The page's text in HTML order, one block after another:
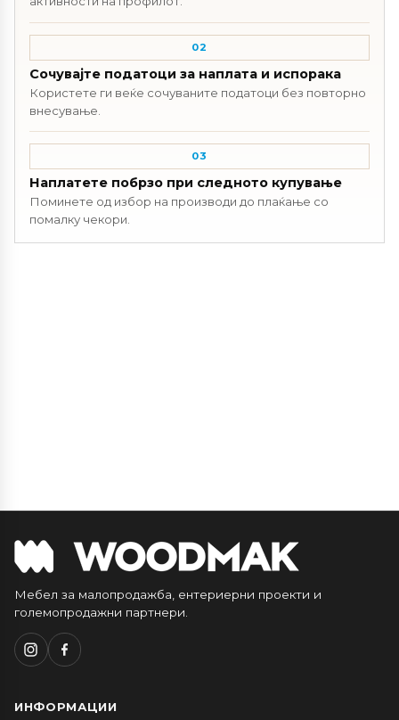
02
Сочувајте податоци за наплата и испорака
Користете ги веќе сочуваните податоци без повторно
внесување.
03
Наплатете побрзо при следното купување
Поминете од избор на производи до плаќање со
помалку чекори.
Мебел за малопродажба, ентериерни проекти и
големопродажни партнери.
ИНФОРМАЦИИ